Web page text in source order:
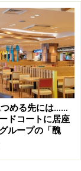
なこと
弱さ」を克服
ように心がけ
分のことをき
める先には……
ドコートに居座
ループの「醜